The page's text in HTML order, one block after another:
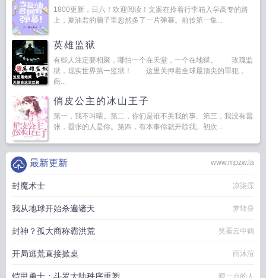
1800更新，日六！欢迎阅读！文案在拎着行李箱入学高专的路
上，夏油君的脑子里忽然多了一片弹幕。前传第一集...
英雄监狱
有些人注定要相聚，哪怕一个在天堂，一个在地狱。 玫瑰监
狱，现实世界第一监狱！ 这里关押着全球最顶尖的罪犯，
商...
俏皮公主的冰山王子
第一，我不叫喂。第二，你们是谁不关我的事。第三，我没有嚣
张，嚣张的人是你。第四，有本事你就开除我。初次...
www.mpzw.la
最新更新
封魔术士 凉柒霂
我从地球开始杀遍诸天 梦转身
封神？孤大商称霸洪荒 笑看云中鹤
开局逃荒直接掀桌 雨沐渲
狠一点的人